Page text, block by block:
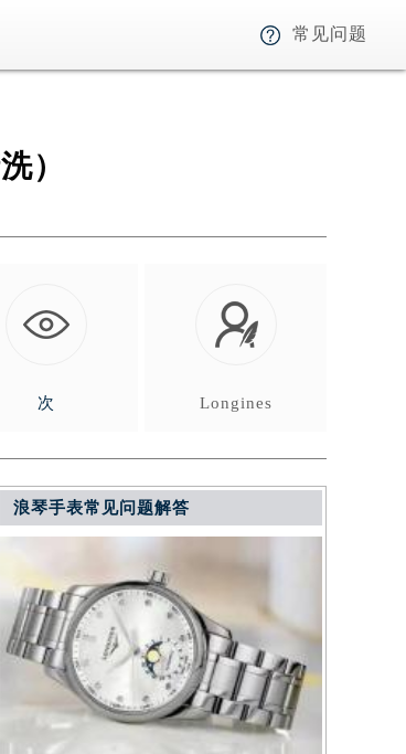
常见问题
）
次
Longines
浪琴手表常见问题解答